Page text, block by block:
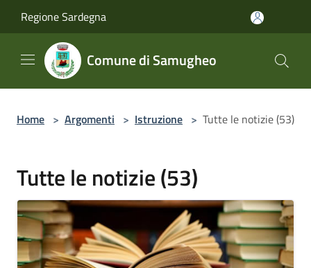
Regione Sardegna
Comune di Samugheo
Home > Argomenti > Istruzione > Tutte le notizie (53)
Tutte le notizie (53)